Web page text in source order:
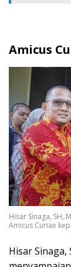
Amicus
Hisar Sinaga,
Amicus Curiae
Hisar